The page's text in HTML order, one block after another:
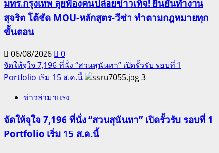
มทร.กรุงเทพ ลุยฟ้องคนปล่อยข่าวเท็จ! ยืนยันทำงาน
สุจริต โต้ชัด MOU-หลักสูตร-วีซ่า ทำตามกฎหมายทุก
ขั้นตอน
06/08/2026
0
จัดให้จุใจ 7,196 ที่นั่ง “สวนสุนันทา” เปิดรั้วรับ รอบที่ 1
Portfolio เริ่ม 15 ส.ค.นี้
3
ข่าวล่ามาแรง
จัดให้จุใจ 7,196 ที่นั่ง “สวนสุนันทา” เปิดรั้วรับ รอบที่ 1
Portfolio เริ่ม 15 ส.ค.นี้